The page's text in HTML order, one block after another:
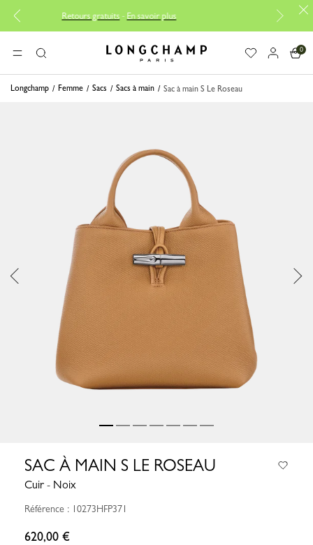
Retours gratuits -En savoir plus Réparation gratuite |
MENURechercher Longchamp - Accueil
0
Longchamp Femme Sacs Sacs à main Sac à main S Le Roseau
SAC À MAIN S LE ROSEAU
Cuir - Noix
Référence : 10273HFP371
620,00 €